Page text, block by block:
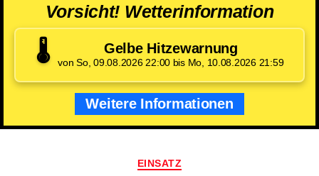
Vorsicht! Wetterinformation
🌡️ Gelbe Hitzewarnung
von So, 09.08.2026 22:00 bis Mo, 10.08.2026 21:59
Weitere Informationen
Kategorien
EINSATZ